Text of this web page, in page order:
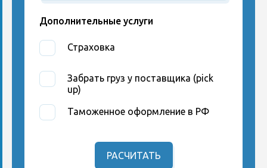
Дополнительные услуги
Страховка
Забрать груз у поставщика (pick
up)
Таможенное оформление в РФ
РАСЧИТАТЬ